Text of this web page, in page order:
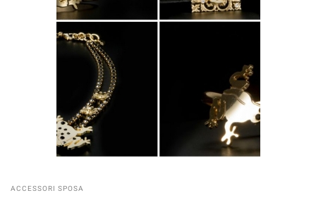
ACCESSORI SPOSA